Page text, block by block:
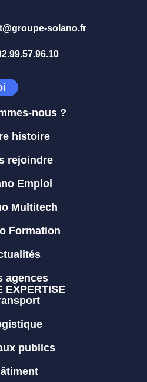
solano.fr
nous ?
histoire
rejoindre
Emploi
Multitech
Formation
agences
EXPERTISE
publics